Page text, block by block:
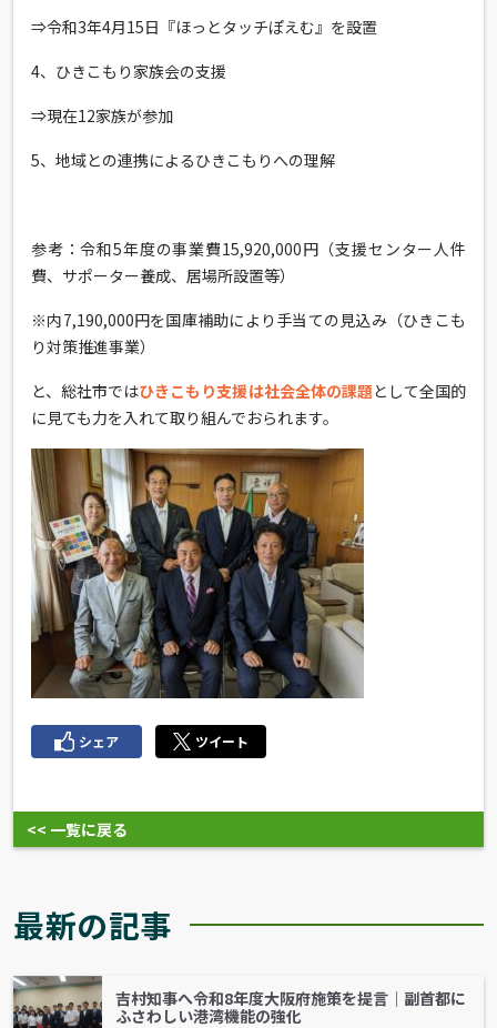
⇒令和3年4月15日『ほっとタッチぽえむ』を設置
4、ひきこもり家族会の支援
⇒現在12家族が参加
5、地域との連携によるひきこもりへの理解
参考：令和5年度の事業費15,920,000円（支援センター人件
費、サポーター養成、居場所設置等）
※内7,190,000円を国庫補助により手当ての見込み（ひきこも
り対策推進事業）
と、総社市ではひきこもり支援は社会全体の課題として全国的
に見ても力を入れて取り組んでおられます。
シェア ツイート
<< 一覧に戻る
最新の記事
吉村知事へ令和8年度大阪府施策を提言｜副首都に
ふさわしい港湾機能の強化